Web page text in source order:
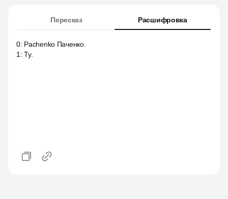
Пересказ Расшифровка
0: Pachenko Паченко.
1 :Ту.